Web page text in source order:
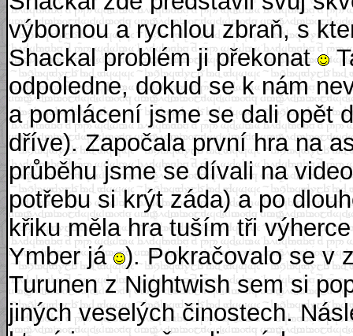
výbornou a rychlou zbraň, s
Shackal problém ji překonat
odpoledne, dokud se k nám
a pomlácení jsme se dali opět
dříve). Započala první hra na
průběhu jsme se dívali na
potřebu si krýt záda) a po
křiku měla hra tuším tři
Ymber já ). Pokračovalo se v
Turunen z Nightwish sem si
jiných veselých činostech.